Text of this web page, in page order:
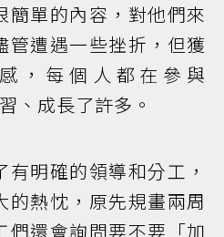
簡單的內容，對他們來
管遭遇一些挫折，但獲
，每個人都在參與
、成長了許多。
明確的領導和分工，
的熱忱，原先規畫兩周
們還會詢問要不要「加